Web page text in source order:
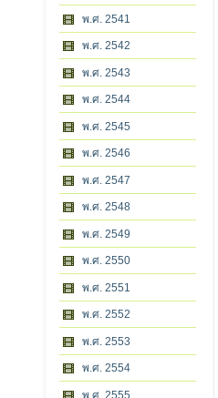
พ.ศ. 2541
พ.ศ. 2542
พ.ศ. 2543
พ.ศ. 2544
พ.ศ. 2545
พ.ศ. 2546
พ.ศ. 2547
พ.ศ. 2548
พ.ศ. 2549
พ.ศ. 2550
พ.ศ. 2551
พ.ศ. 2552
พ.ศ. 2553
พ.ศ. 2554
พ.ศ. 2555